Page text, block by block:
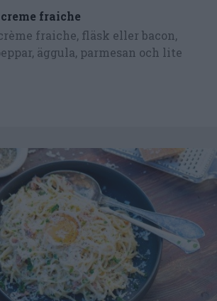
fraiche
fraiche, fläsk eller bacon,
äggula, parmesan och lite